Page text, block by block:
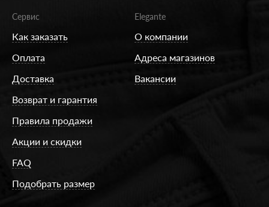
Сервис
Как заказать
Оплата
Доставка
Возврат и гарантия
Правила продажи
Акции и скидки
FAQ
Подобрать размер
Elegante
О компании
Адреса магазинов
Вакансии